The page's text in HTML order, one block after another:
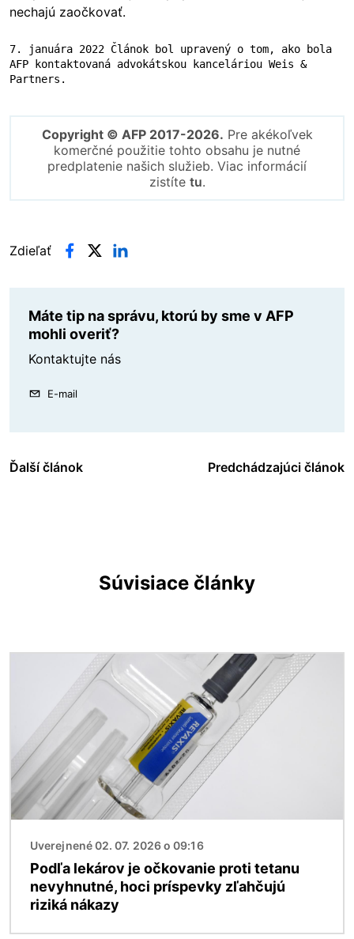
nechajú zaočkovať.
7. januára 2022 Článok bol upravený o tom, ako bola
AFP kontaktovaná advokátskou kanceláriou Weis &
Partners.
Copyright © AFP 2017-2026. Pre akékoľvek
komerčné použitie tohto obsahu je nutné
predplatenie našich služieb. Viac informácií
zistíte tu.
Zdieľať
Máte tip na správu, ktorú by sme v AFP
mohli overiť?
Kontaktujte nás
E-mail
Ďalší článok Predchádzajúci článok
Súvisiace články
Uverejnené 02. 07. 2026 o 09:16
Podľa lekárov je očkovanie proti tetanu
nevyhnutné, hoci príspevky zľahčujú
riziká nákazy